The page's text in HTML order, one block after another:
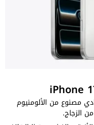
مصنوع من الألومنيوم
الزجاج.